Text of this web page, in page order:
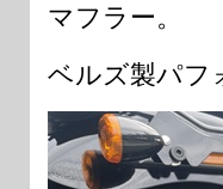
マフラー。
ベルズ製パフ